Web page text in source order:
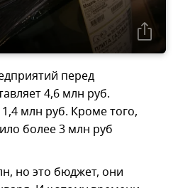
перед
4,6 млн руб.
млн руб. Кроме того,
более 3 млн руб
но это бюджет, они